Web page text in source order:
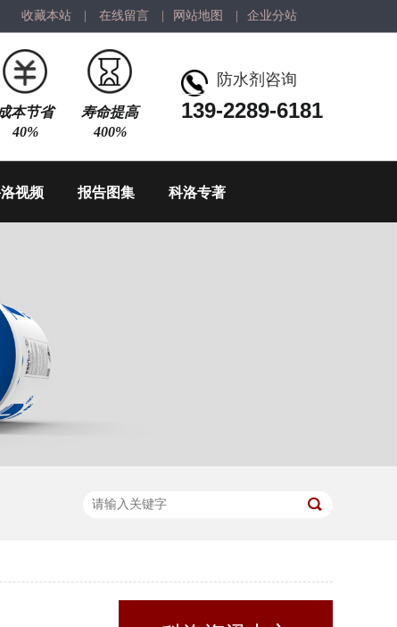
收藏本站 在线留言 网站地图 企业分站
防水剂咨询
139-2289-6181
本节省
40%
寿命提高
400%
视频 报告图集 科洛专著